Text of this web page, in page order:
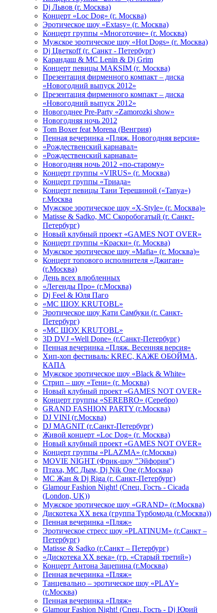
Dj Львов (г. Москва)
Концерт «Loc Dog» (г. Москва)
Эротическое шоу «Extasy» (г. Москва)
Концерт группы «Многоточие» (г. Москва)
Мужское эротическое шоу «Hot Dogs» (г. Москва)
Dj Цветкоff (г. Санкт - Петербург)
Карандаш & МС Lenin & Dj Grim
Концерт певицы МАКSIМ (г. Москва)
Презентация фирменного компакт – диска
«Новогодний выпуск 2012»
Презентация фирменного компакт – диска
«Новогодний выпуск 2012»
Новогоднее Pre-Party «Zamorozki show»
Новогодняя ночь 2012
Tom Boxer feat Morena (Венгрия)
Пенная вечеринка «Пляж. Новогодняя версия»
«Рождественский карнавал»
«Рождественский карнавал»
Новогодняя ночь 2012 «по-старому»
Концерт группы «VIRUS» (г. Москва)
Концерт группы «Триада»
Концерт певицы Тани Терешиной («Tanya»)
г.Москва
Мужское эротическое шоу «X-Style» (г. Москва)»
Matissе & Sadko, MC Скоробогатый (г. Санкт-
Петербург)
Новый клубный проект «GAMES NOT OVER»
Концерт группы «Краски» (г. Москва)
Мужское эротическое шоу «Mafia» (г. Москва)»
Концерт топового исполнителя «Джиган»
(г.Москва)
День всех влюбленных
«Легенды Про» (г.Москва)
Dj Feel & Юля Паго
«МС ШОУ. KRUTOBL»
Эротическое шоу Кати Самбуки (г. Санкт-
Петербург)
«МС ШОУ. KRUTOBL»
3D DVJ «Well Done» (г.Санкт-Петербург)
Пенная вечеринка «Пляж. Весенняя версия»
Хип-хоп фестиваль: KREC, КАЖЕ ОБОЙМА,
КАПА
Мужское эротическое шоу «Black & White»
Стрип – шоу «Тени» (г. Москва)
Новый клубный проект «GAMES NOT OVER»
Концерт группы «SEREBRO» (Серебро)
GRAND FASHION PARTY (г.Москва)
DJ VINI (г.Москва)
DJ MAGNIT (г.Санкт-Петербург)
Живой концерт «Loc Dog» (г. Москва)
Новый клубный проект «GAMES NOT OVER»
Концерт группы «PLAZMA» (г.Москва)
MOVIE NIGHT (Фрик-шоу "Эйфория")
Птаха, МС Дым, Dj Nik One (г.Москва)
МС Жан & Dj Riga (г. Санкт-Петербург)
Glamour Fashion Night! (Спец. Гость - Cicada
(London, UK))
Мужское эротическое шоу «GRAND» (г.Москва)
Дискотека XX века (группа Турбомода (г.Москва))
Пенная вечеринка «Пляж»
Эротическое стресс шоу «PLATINUM» (г.Санкт –
Петербург)
Matisse & Sadko (г.Санкт – Петербург)
«Дискотека ХХ века» (гр. «Старый третий»)
Концерт Антона Зацепина (г.Москва)
Пенная вечеринка «Пляж»
Танцевально – эротическое шоу «PLAY»
(г.Москва)
Пенная вечеринка «Пляж»
Glamour Fashion Night! (Спец. Гость - Dj Юрий